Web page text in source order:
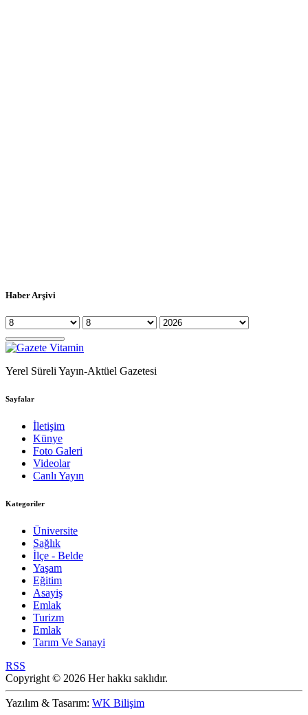
Haber Arşivi
Yerel Süreli Yayın-Aktüel Gazetesi
Sayfalar
İletişim
Künye
Foto Galeri
Videolar
Canlı Yayın
Kategoriler
Üniversite
Sağlık
İlçe - Belde
Yaşam
Eğitim
Asayiş
Emlak
Turizm
Emlak
Tarım Ve Sanayi
RSS
Copyright © 2026 Her hakkı saklıdır.
Yazılım & Tasarım: WK Bilişim